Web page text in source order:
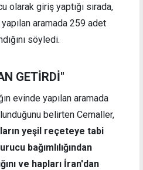
olarak giriş yaptığı sırada,
aramada 259 adet
söyledi.
GETİRDİ"
evinde yapılan aramada
belirten Cemaller,
yeşil reçeteye tabi
bağımlılığından
ve hapları İran'dan